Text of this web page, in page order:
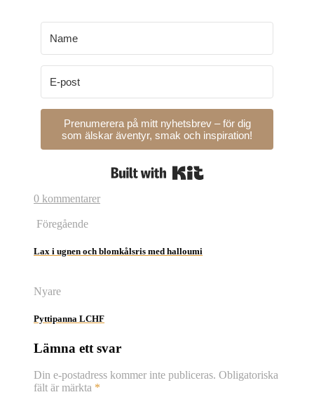
Prenumerera på mitt nyhetsbrev – för dig
som älskar äventyr, smak och inspiration!
0 kommentarer
Föregående
Lax i ugnen och blomkålsris med halloumi
Nyare
Pyttipanna LCHF
Lämna ett svar
Din e-postadress kommer inte publiceras. Obligatoriska
fält är märkta *